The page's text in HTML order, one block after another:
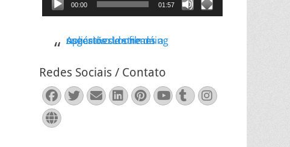
00:00 01:57
Aplicativo Loone dá sugestões de filmes a usuários de streaming
Redes Sociais / Contato
Facebook
Twitter
EmailLinkedIn
Pinterest
YouTube
TumblrInstagram
Website